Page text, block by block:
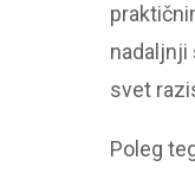
nadaljnji
svet
Poleg